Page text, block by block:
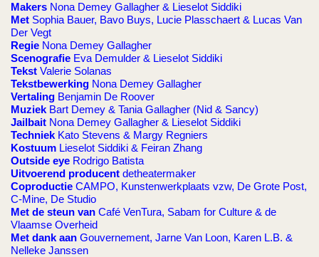
Makers Nona Demey Gallagher & Lieselot Siddiki
Met Sophia Bauer, Bavo Buys, Lucie Plasschaert & Lucas Van
Der Vegt
Regie Nona Demey Gallagher
Scenografie Eva Demulder & Lieselot Siddiki
Tekst Valerie Solanas
Tekstbewerking Nona Demey Gallagher
Vertaling Benjamin De Roover
Muziek Bart Demey & Tania Gallagher (Nid & Sancy)
Jailbait Nona Demey Gallagher & Lieselot Siddiki
Techniek Kato Stevens & Margy Regniers
Kostuum Lieselot Siddiki & Feiran Zhang
Outside eye Rodrigo Batista
Uitvoerend producent detheatermaker
Coproductie CAMPO, Kunstenwerkplaats vzw, De Grote Post,
C-Mine, De Studio
Met de steun van Café VenTura, Sabam for Culture & de
Vlaamse Overheid
Met dank aan Gouvernement, Jarne Van Loon, Karen L.B. &
Nelleke Janssen